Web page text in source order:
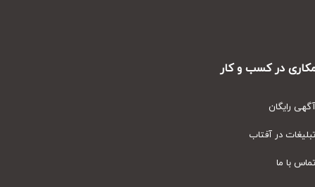
در کسب و کار
رایگان
در آفتاب
با ما